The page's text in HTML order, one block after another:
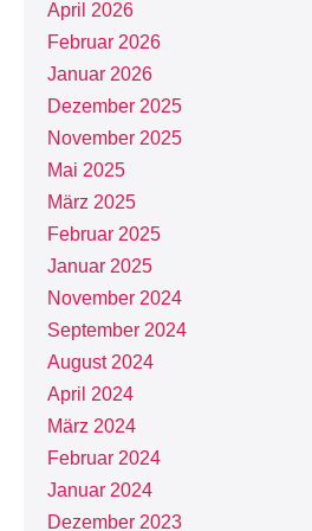
April 2026
Februar 2026
Januar 2026
Dezember 2025
November 2025
Mai 2025
März 2025
Februar 2025
Januar 2025
November 2024
September 2024
August 2024
April 2024
März 2024
Februar 2024
Januar 2024
Dezember 2023